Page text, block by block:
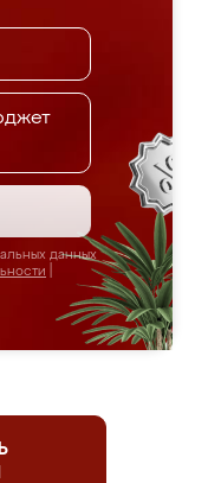
данных